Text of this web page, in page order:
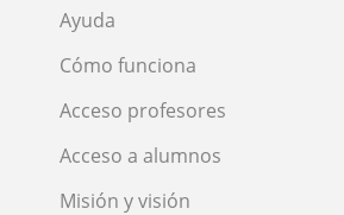
Ayuda
Cómo funciona
Acceso profesores
Acceso a alumnos
Misión y visión